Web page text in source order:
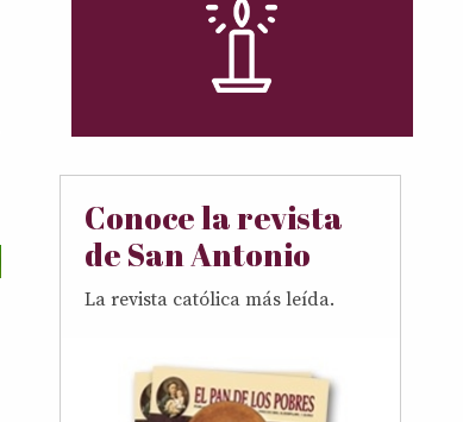
Conoce la revista
de San Antonio
La revista católica más leída.